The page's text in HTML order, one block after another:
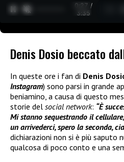
0:27 /
3:35
Denis Dosio beccato
In queste ore i fan di Denis
Instagram) sono parsi in grande
beniamino, a causa di questo
storie del social network: “È
Mi stanno sequestrando il
un arrivederci, spero la seconda,
dichiarazioni non si è più saputo
qualcosa di poco conto e una